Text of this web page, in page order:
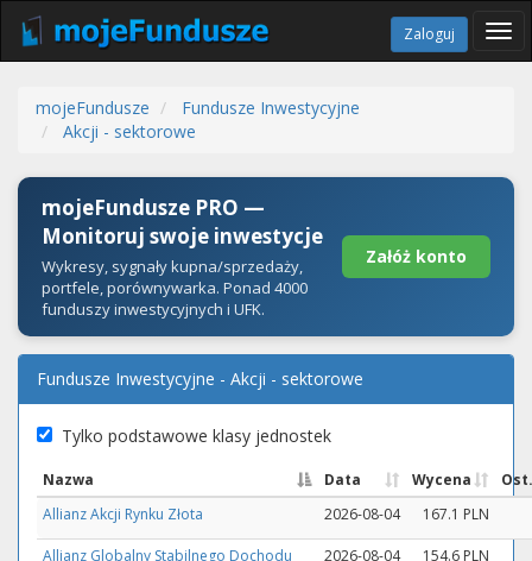
Zaloguj
mojeFundusze
Fundusze Inwestycyjne
Akcji - sektorowe
mojeFundusze PRO —
Monitoruj swoje inwestycje
Wykresy, sygnały kupna/sprzedaży,
portfele, porównywarka. Ponad 4000
funduszy inwestycyjnych i UFK.
Załóż konto
Fundusze Inwestycyjne - Akcji - sektorowe
Tylko podstawowe klasy jednostek
Nazwa Data Wycena
Allianz Akcji Rynku Złota
2026-08-04 167.1 PLN
Allianz Globalny Stabilnego Dochodu 2026-08-04 154.6 PLN